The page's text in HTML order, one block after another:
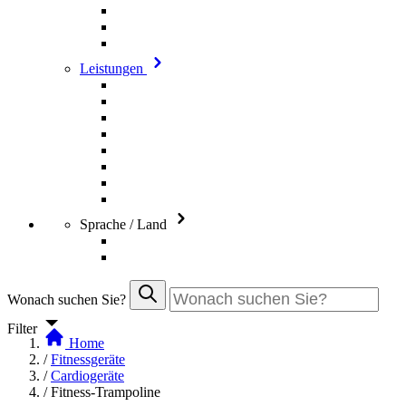
Leistungen
Sprache / Land
Wonach suchen Sie?
Filter
Home
/ Fitnessgeräte
/ Cardiogeräte
/ Fitness-Trampoline